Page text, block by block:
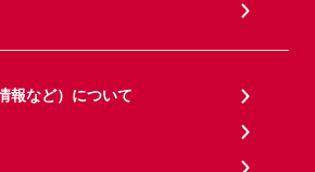
報など）について